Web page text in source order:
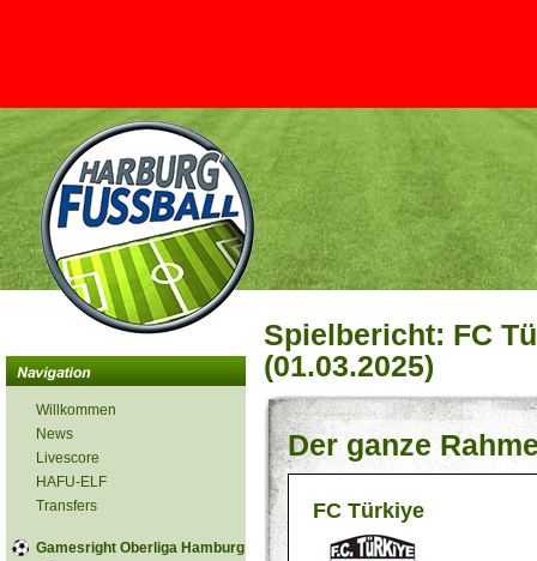
Willkommen
News
Livescore
HAFU-ELF
Transfers
Gamesright Oberliga Hamburg
Spielbericht: FC
(01.03.2025)
Der ganze
FC Türkiye